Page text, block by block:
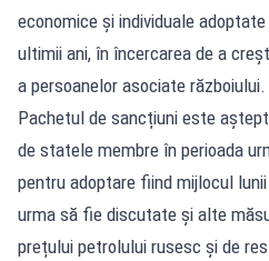
economice și individuale
ultimii ani, în încercarea de a
a persoanelor asociate războiului.
Pachetul de sancțiuni este
de statele membre în perioada
pentru adoptare fiind mijlocul
urma să fie discutate și alte
prețului petrolului rusesc și de